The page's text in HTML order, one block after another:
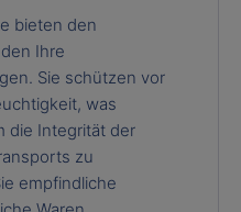
bieten den
Ihre
Sie schützen vor
was
die Integrität der
zu
empfindliche